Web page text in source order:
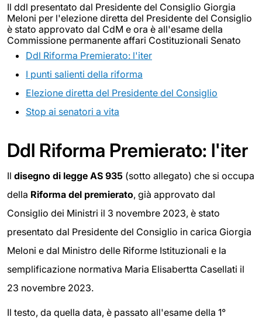
Il ddl presentato dal Presidente del Consiglio Giorgia
Meloni per l'elezione diretta del Presidente del Consiglio
è stato approvato dal CdM e ora è all'esame della
Commissione permanente affari Costituzionali Senato
Ddl Riforma Premierato: l'iter
I punti salienti della riforma
Elezione diretta del Presidente del Consiglio
Stop ai senatori a vita
Ddl Riforma Premierato: l'iter
Il disegno di legge AS 935 (sotto allegato) che si occupa
della Riforma del premierato, già approvato dal
Consiglio dei Ministri il 3 novembre 2023, è stato
presentato dal Presidente del Consiglio in carica Giorgia
Meloni e dal Ministro delle Riforme Istituzionali e la
semplificazione normativa Maria Elisabertta Casellati il
23 novembre 2023.
Il testo, da quella data, è passato all'esame della 1°